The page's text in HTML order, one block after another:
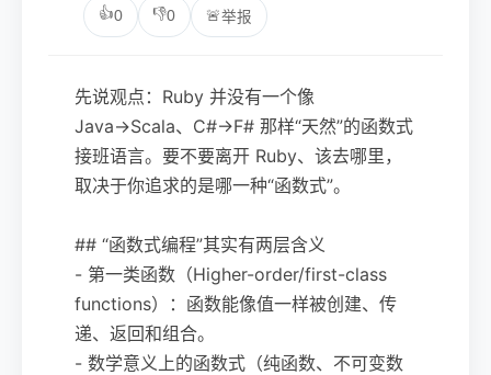
👍0 👎0 🚨举报
先说观点：Ruby 并没有一个像
Java→Scala、C#→F# 那样“天然”的函数式
接班语言。要不要离开 Ruby、该去哪里，
取决于你追求的是哪一种“函数式”。
## “函数式编程”其实有两层含义
- 第一类函数（Higher-order/first-class
functions）：函数能像值一样被创建、传
递、返回和组合。
- 数学意义上的函数式（纯函数、不可变数